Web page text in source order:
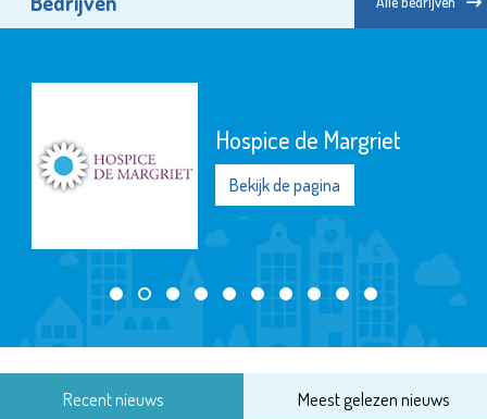
Hospice de Margriet
Bekijk de pagina
Recent nieuws Meest gelezen nieuws